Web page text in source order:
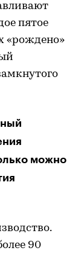
пятое
«рождено»
можно
90